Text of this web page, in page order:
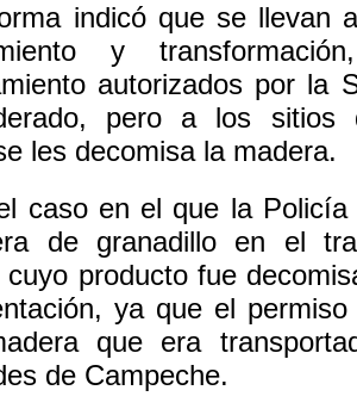
indicó que se llevan
y
autorizados por la
pero a los
les decomisa la madera.
caso en el que la
de granadillo en el
cuyo producto fue
ya que el
que era
de Campeche.